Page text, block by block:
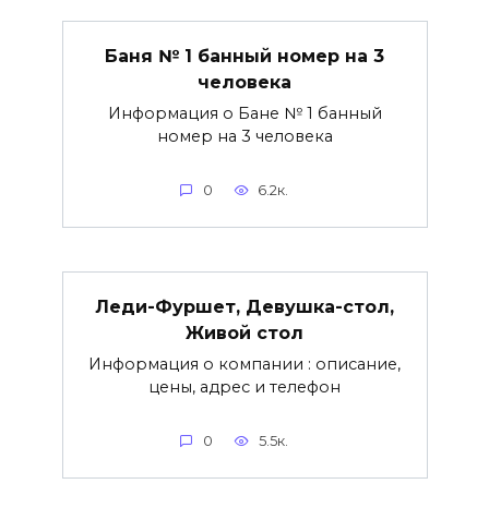
Баня № 1 банный номер на 3
человека
Информация о Бане № 1 банный
номер на 3 человека
0 6.2к.
Леди-Фуршет, Девушка-стол,
Живой стол
Информация о компании : описание,
цены, адрес и телефон
0 5.5к.